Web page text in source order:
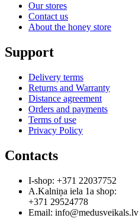
Our stores
Contact us
About the honey store
Support
Delivery terms
Returns and Warranty
Distance agreement
Orders and payments
Terms of use
Privacy Policy
Contacts
I-shop: +371 22037752
A.Kalniņa iela 1a shop:
+371 29524778
Email: info@medusveikals.lv